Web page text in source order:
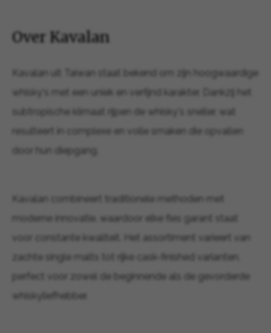
Over Kavalan
Kavalan uit Taiwan staat bekend om zijn hoogwaardige
whisky's met een uniek en verfijnd karakter. Dankzij het
subtropische klimaat rijpen de whisky's sneller, wat
resulteert in complexe en volle smaken die opvallen
door hun diepgang.
Kavalan combineert traditionele methoden met
moderne innovatie, waardoor elke fles garant staat
voor constante kwaliteit. Het assortiment varieert van
zachte single malts tot rijke cask-finished varianten,
perfect voor zowel de beginnende als de gevorderde
whiskyliefhebber.